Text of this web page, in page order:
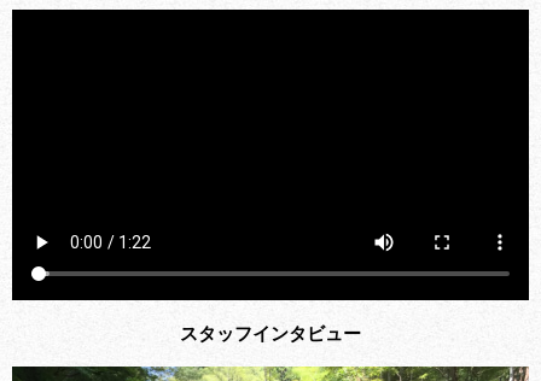
スタッフインタビュー